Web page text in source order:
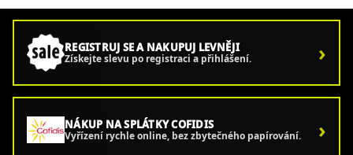
REGISTRUJ SE A NAKUPUJ LEVNĚJI
Získejte slevu po registraci a přihlášení. ›
NÁKUP NA SPLÁTKY COFIDIS
Vyřízení rychle online, bez zbytečného papírování. ›